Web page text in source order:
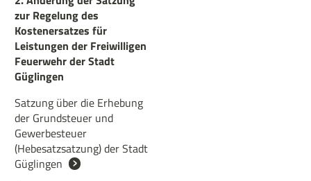
zur Regelung des
Kostenersatzes für
Leistungen der Freiwilligen
Feuerwehr der Stadt
Güglingen
Satzung über die Erhebung
der Grundsteuer und
Gewerbesteuer
(Hebesatzsatzung) der Stadt
Güglingen